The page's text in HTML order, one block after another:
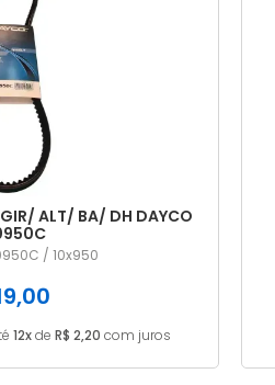
ALT/ BA/ DH DAYCO
/ 10x950
12xde R$ 2,20 com juros